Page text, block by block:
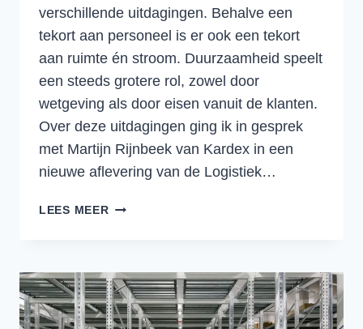
verschillende uitdagingen. Behalve een
tekort aan personeel is er ook een tekort
aan ruimte én stroom. Duurzaamheid speelt
een steeds grotere rol, zowel door
wetgeving als door eisen vanuit de klanten.
Over deze uitdagingen ging ik in gesprek
met Martijn Rijnbeek van Kardex in een
nieuwe aflevering van de Logistiek…
LEES MEERMECHANISATIE
HOGERE
EFFICIËNTIE
EN